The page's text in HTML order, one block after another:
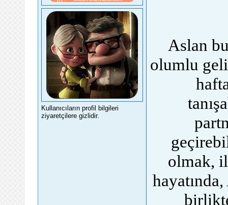
Kullanıcıların profil bilgileri
ziyaretçilere gizlidir.
Aslan
olumlu
olmak,